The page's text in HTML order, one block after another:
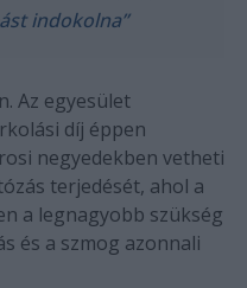
indokolna”
Az egyesület
díj éppen
negyedekben vetheti
terjedését, ahol a
a legnagyobb szükség
és a szmog azonnali